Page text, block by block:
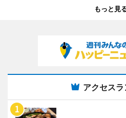
もっと見
アクセス